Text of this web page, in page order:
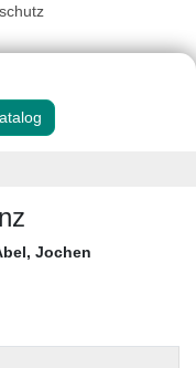
Jochen